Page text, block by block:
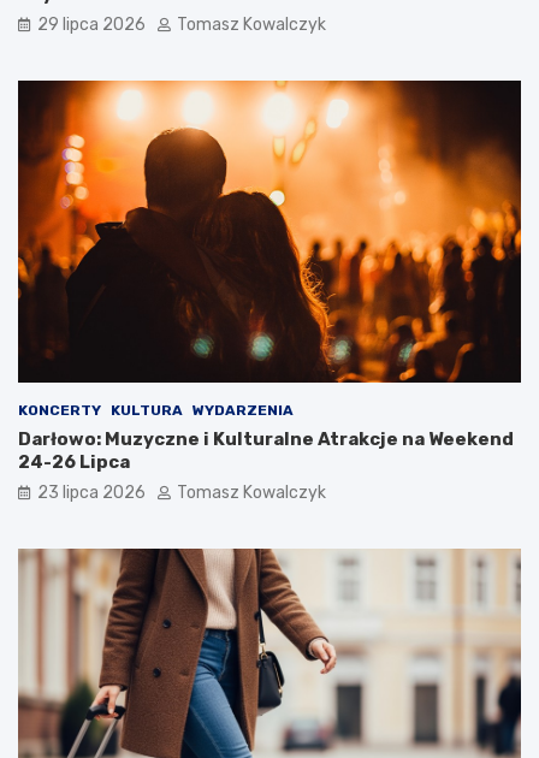
29 lipca 2026 Tomasz Kowalczyk
KONCERTY KULTURA WYDARZENIA
Darłowo: Muzyczne i Kulturalne Atrakcje na Weekend
24-26 Lipca
23 lipca 2026 Tomasz Kowalczyk